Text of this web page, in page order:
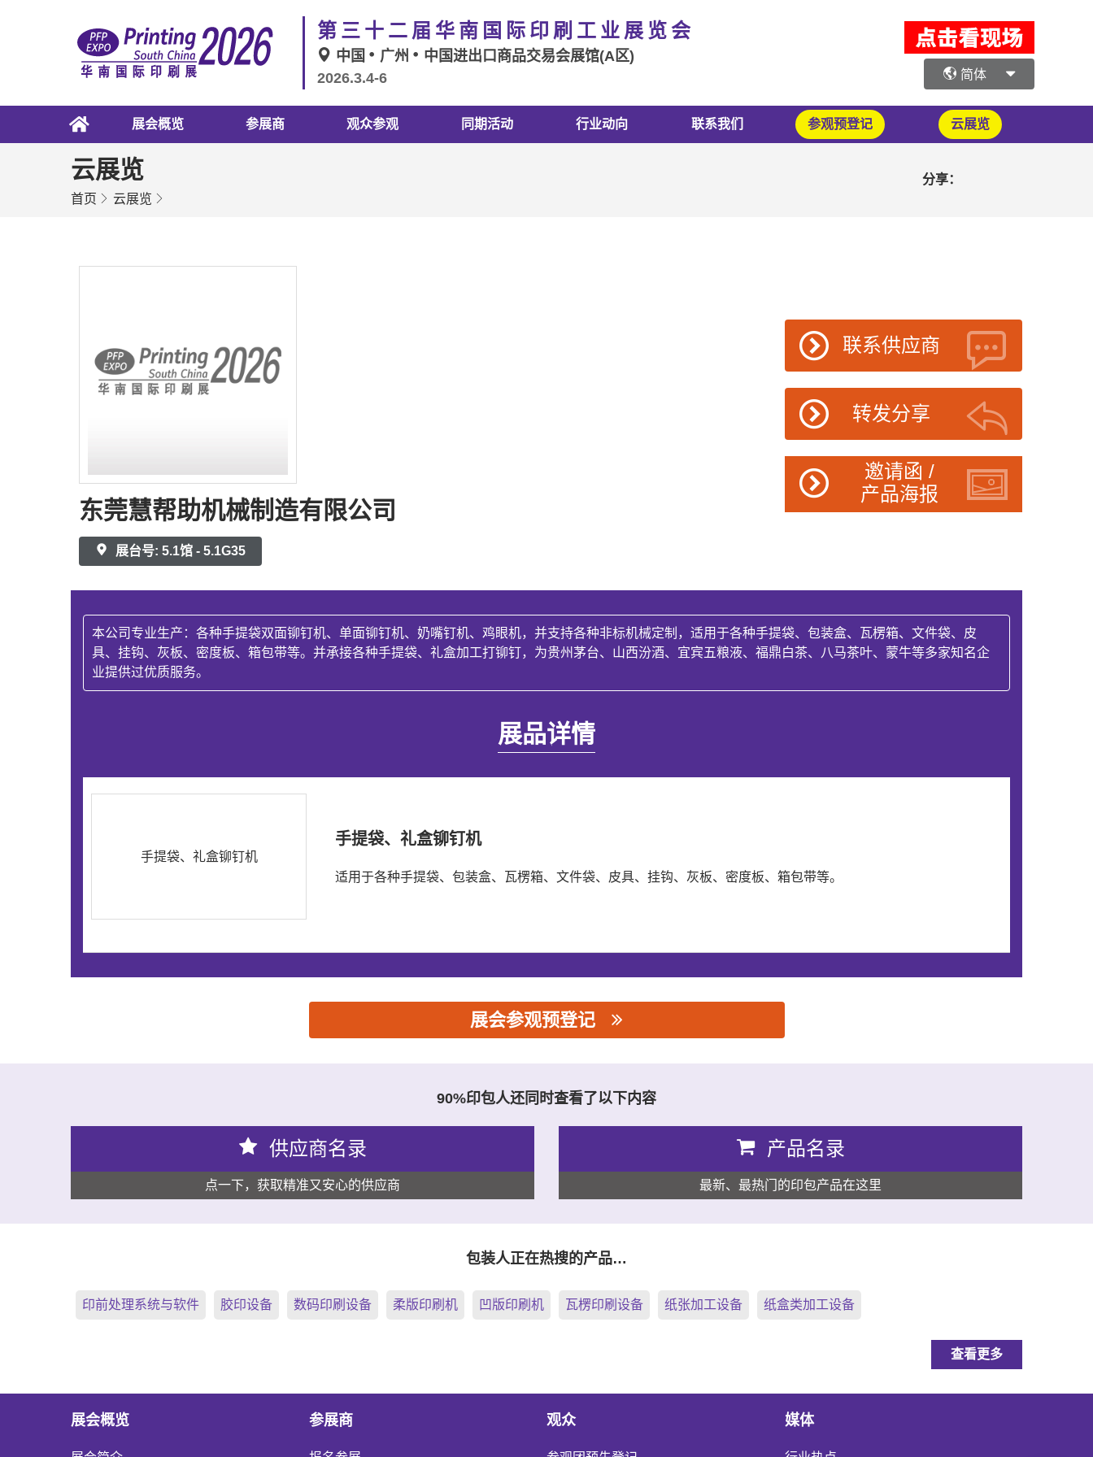
第三十二届华南国际印刷工业展览会
中国 广州
中国进出口商品交易会展馆(A区)
2026.3.4-6
简体
展会概览 参展商 观众参观 同期活动 行业动向 联系我们 参观预登记 云展览
云展览
首页 云展览
分享：
东莞慧帮助机械制造有限公司
展台号: 5.1馆 - 5.1G35
联系供应商
转发分享
邀请函 /
产品海报
本公司专业生产：各种手提袋双面铆钉机、单面铆钉机、奶嘴钉机、鸡眼机，并支持各种非标机械定制，适用于各种手提袋、包装盒、瓦楞箱、文件袋、皮
具、挂钩、灰板、密度板、箱包带等。并承接各种手提袋、礼盒加工打铆钉，为贵州茅台、山西汾酒、宜宾五粮液、福鼎白茶、八马茶叶、蒙牛等多家知名企
业提供过优质服务。
展品详情
手提袋、礼盒铆钉机
手提袋、礼盒铆钉机
适用于各种手提袋、包装盒、瓦楞箱、文件袋、皮具、挂钩、灰板、密度板、箱包带等。
展会参观预登记
90%印包人还同时查看了以下内容
供应商名录
点一下，获取精准又安心的供应商
产品名录
最新、最热门的印包产品在这里
包装人正在热搜的产品…
印前处理系统与软件 胶印设备 数码印刷设备 柔版印刷机 凹版印刷机 瓦楞印刷设备 纸张加工设备 纸盒类加工设备
查看更多
展会概览 参展商 观众 媒体